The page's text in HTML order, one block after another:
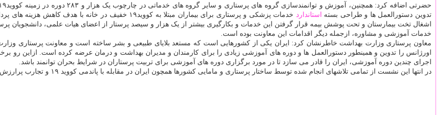
تدوین دستورالعمل ها و طراحی بسته استاندارد
خدمات پزشکی و پرستاری برای بیماران مبتلا به کووید۱۹
اشغال تخت بیمارستان و تحت پوشش بیمه قرار گرفتن این خدمات و بکارگیری بیشتر از یک هزار و سیصد پرستار از اعضای هیات علمی، دانشجویان
خدمات آموزشی و مشاوره، ازجمله دیگر اقدامات این معاونت بوده است.
معاون پرستاری وزارت بهداشت خاطرنشان کرد: ایران یکی از کشورهایی است که مستعد بلایای طبیعی و بشر ساخته است و معاونت پرستاری
اورژانس را تدوین و همینطور دستورالعمل ها و دوره های آموزشی زیادی را برای کارمندان و مدیران بهداشت و درمان عرضه کرده است. ازاین رو
اجرای چندین دوره آموزشی، ایران را قادر می سازد تا در مورد برگزاری دوره های آموزشی برای تربیت پرستاران در شرایط بحران توانمند باشد.
در انتها این نشست از تمامی تلاشهای انجام شده توسط ساختار پرستاری و مامایی کشورها همچون ایران در مقابله با پاندمی کووید ۱۹ و تجارب پرارزش عرضه شده قدردانی گردید.